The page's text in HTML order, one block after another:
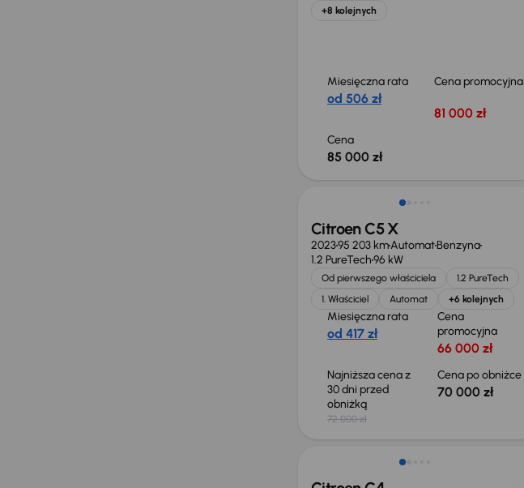
+8 kolejnych
Miesięczna rata
od 506 zł
Cena promocyjna
81 000 zł
Cena
85 000 zł
Taniej o 2 000 zł
Citroen C5 X
202395 203 kmAutomatBenzyna
1.2 PureTech96 kW
Od pierwszego właściciela
1.2 PureTech
1. Właściciel
Automat +6 kolejnych
Miesięczna rata
od 417 zł
Cena
promocyjna
66 000 zł
Najniższa cena z
30 dni przed
obniżką
72 000 zł
Cena po obniżce
70 000 zł
Od nowego taniej o 19 999 zł